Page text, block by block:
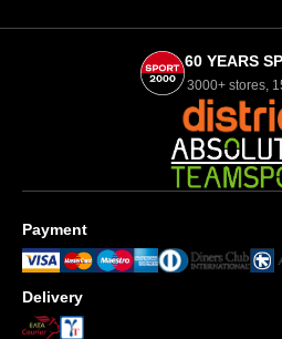
60 YEARS
3000+ stores,
Payment
Delivery